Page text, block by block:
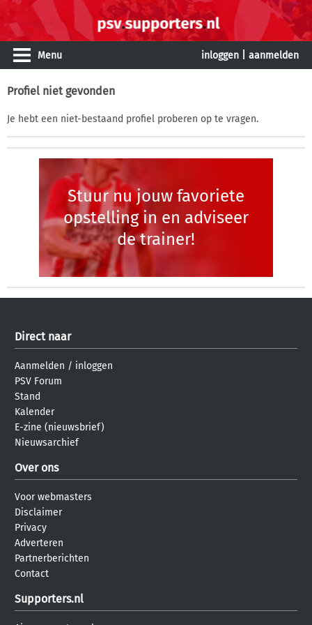
Menu inloggen aanmelden
Profiel niet gevonden
Je hebt een niet-bestaand profiel proberen op te vragen.
Stuur nu jouw favoriete
opstelling in en adviseer
de trainer!
Direct naar
Aanmelden / inloggen
PSV Forum
Stand
Kalender
E-zine (nieuwsbrief)
Nieuwsarchief
Over ons
Voor webmasters
Disclaimer
Privacy
Adverteren
Partnerberichten
Contact
Supporters.nl